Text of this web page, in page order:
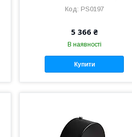
PS0197
5 366 ₴
В наявності
Купити